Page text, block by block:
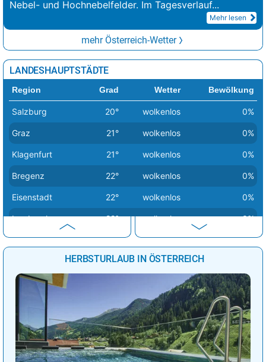
Nebel- und Hochnebelfelder. Im Tagesverlauf...
Mehr lesen
mehr Österreich-Wetter
LANDESHAUPTSTÄDTE
Region Grad Wetter Bewölkung
Salzburg 20° wolkenlos 0%
Graz 21° wolkenlos 0%
Klagenfurt 21° wolkenlos 0%
Bregenz 22° wolkenlos 0%
Eisenstadt 22° wolkenlos 0%
Innsbruck 22° wolkenlos 0%
Sankt Pölten 22° wolkenlos 0%
24° wolkenlos
Wien wolkenlos 0%
HERBSTURLAUB IN ÖSTERREICH